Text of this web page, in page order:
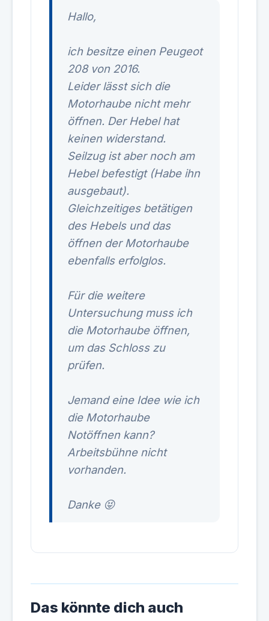
Hallo,
ich besitze einen Peugeot
208 von 2016.
Leider lässt sich die
Motorhaube nicht mehr
öffnen. Der Hebel hat
keinen widerstand.
Seilzug ist aber noch am
Hebel befestigt (Habe ihn
ausgebaut).
Gleichzeitiges betätigen
des Hebels und das
öffnen der Motorhaube
ebenfalls erfolglos.
Für die weitere
Untersuchung muss ich
die Motorhaube öffnen,
um das Schloss zu
prüfen.
Jemand eine Idee wie ich
die Motorhaube
Notöffnen kann?
Arbeitsbühne nicht
vorhanden.
Danke 😝
Das könnte dich auch